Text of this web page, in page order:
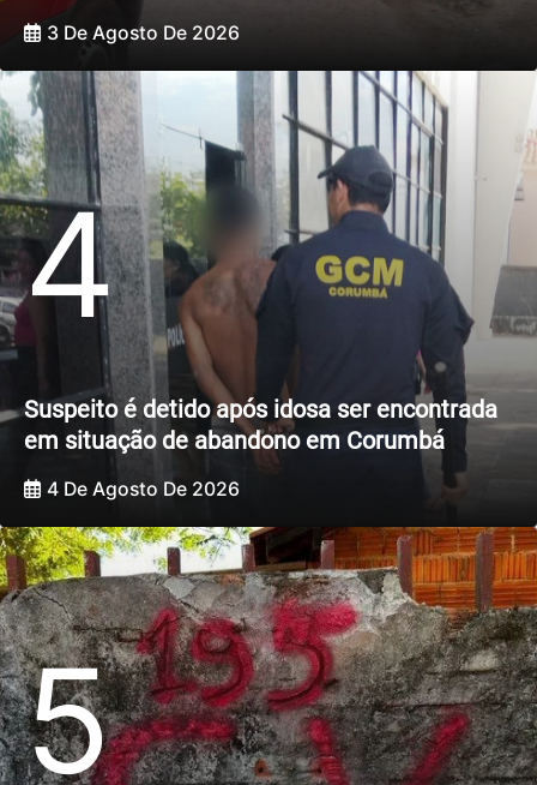
3 De Agosto De 2026
4
Suspeito é detido após idosa ser encontrada
em situação de abandono em Corumbá
4 De Agosto De 2026
5